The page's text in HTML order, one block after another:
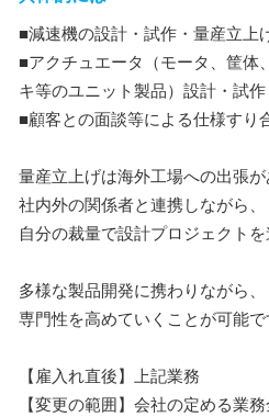
■減速機の設計・試作・量産立上
■アクチュエータ（モータ、筐体
キ等のユニット製品）設計・試
■顧客との面談等による仕様すり
量産立上げは海外工場への出張が
社内外の関係者と連携しながら、
自分の裁量で設計プロジェクトを
多様な製品開発に携わりながら、
専門性を高めていくことが可能
【雇入れ直後】上記業務
【変更の範囲】会社の定める業